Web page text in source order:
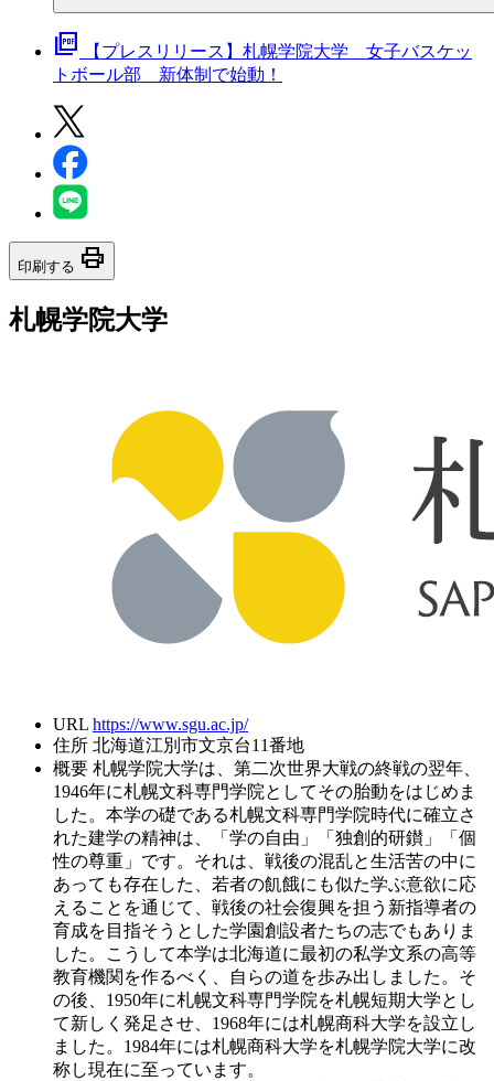
picture_as_pdf
【プレスリリース】札幌学院大学 女子バスケッ
トボール部 新体制で始動！
印刷する print
札幌学院大学
URL https://www.sgu.ac.jp/
住所 北海道江別市文京台11番地
概要 札幌学院大学は、第二次世界大戦の終戦の翌年、
1946年に札幌文科専門学院としてその胎動をはじめま
した。本学の礎である札幌文科専門学院時代に確立さ
れた建学の精神は、「学の自由」「独創的研鑚」「個
性の尊重」です。それは、戦後の混乱と生活苦の中に
あっても存在した、若者の飢餓にも似た学ぶ意欲に応
えることを通じて、戦後の社会復興を担う新指導者の
育成を目指そうとした学園創設者たちの志でもありま
した。こうして本学は北海道に最初の私学文系の高等
教育機関を作るべく、自らの道を歩み出しました。そ
の後、1950年に札幌文科専門学院を札幌短期大学とし
て新しく発足させ、1968年には札幌商科大学を設立し
ました。1984年には札幌商科大学を札幌学院大学に改
称し現在に至っています。